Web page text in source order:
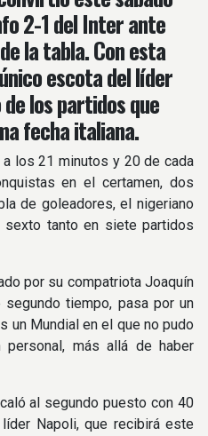
2-1 del Inter ante
la tabla. Con esta
escota del líder
los partidos que
fecha italiana.
los 21 minutos y 20 de cada
en el certamen, dos
de goleadores, el nigeriano
tanto en siete partidos
por su compatriota Joaquín
tiempo, pasa por un
un Mundial en el que no pudo
personal, más allá de haber
al segundo puesto con 40
Napoli, que recibirá este